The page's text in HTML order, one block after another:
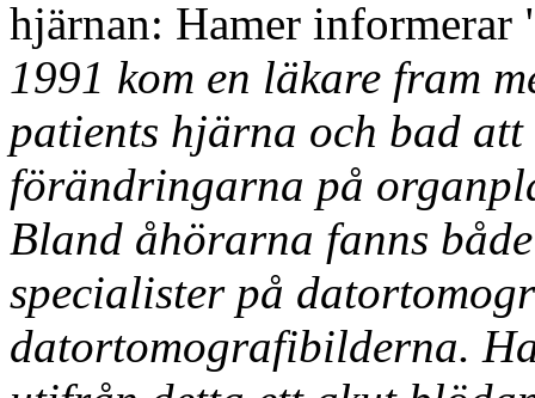
hjärnan: Hamer informerar
1991 kom en läkare fram
patients hjärna och bad
förändringarna på
Bland åhörarna fanns
specialister på
datortomografibilderna.